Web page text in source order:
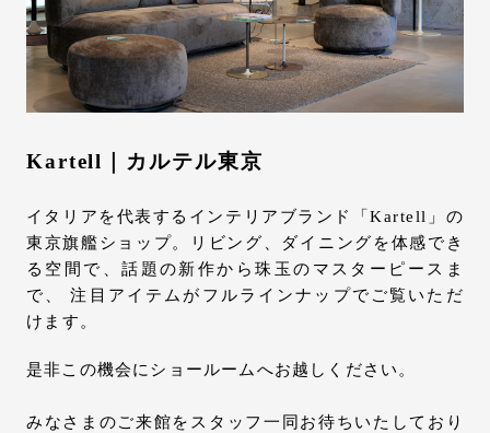
Kartell｜カルテル東京
イタリアを代表するインテリアブランド「Kartell」の
東京旗艦ショップ。リビング、ダイニングを体感でき
る空間で、話題の新作から珠玉のマスターピースま
で、 注目アイテムがフルラインナップでご覧いただ
けます。
是非この機会にショールームへお越しください。
みなさまのご来館をスタッフ一同お待ちいたしており